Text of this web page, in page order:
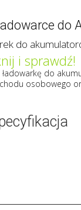
do
do
i sprawdź!